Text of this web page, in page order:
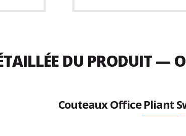
DU PRODUIT —
Couteaux Office Pliant